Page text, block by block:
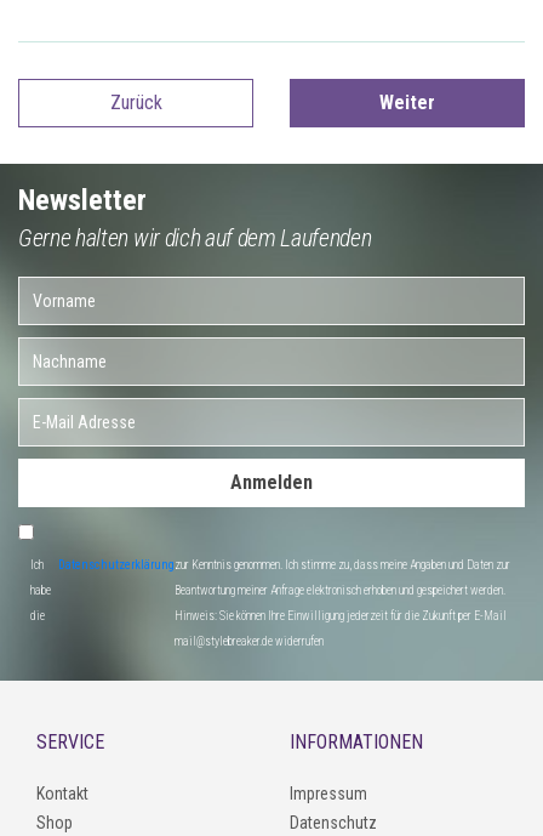
Zurück Weiter
Newsletter
Gerne halten wir dich auf dem Laufenden
Anmelden
Ich
habe
die
Datenschutzerklärungzur Kenntnis genommen. Ich stimme zu, dass meine Angaben und Daten zur
Beantwortung meiner Anfrage elektronisch erhoben und gespeichert werden.
Hinweis: Sie können Ihre Einwilligung jederzeit für die Zukunft per E-Mail
mail@stylebreaker.de widerrufen
SERVICE
Kontakt
Shop
INFORMATIONEN
Impressum
Datenschutz